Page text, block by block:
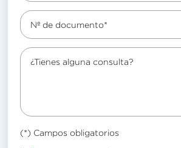
Nº de documento*
¿Tienes alguna consulta?
(*) Campos obligatorios